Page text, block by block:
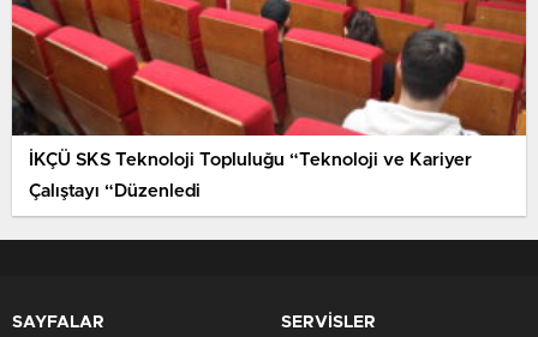
İKÇÜ SKS Teknoloji Topluluğu “Teknoloji ve Kariyer
Çalıştayı “Düzenledi
SAYFALAR SERVİSLER